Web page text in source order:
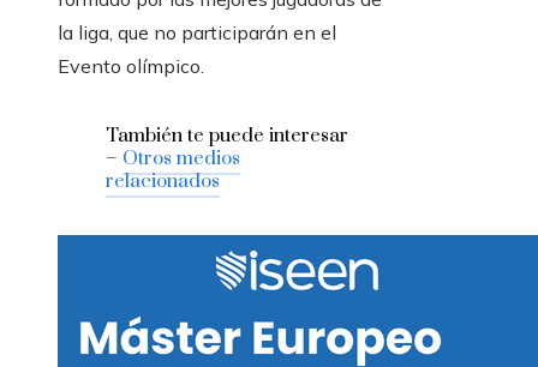
la liga, que no participarán en el
Evento olímpico.
También te puede interesar
– Otros medios
relacionados